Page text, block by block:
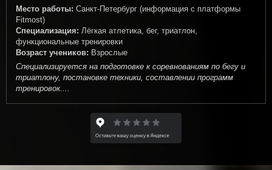
Место работы: Санкт-Петербург (информация с платформы
Fitmost)
Специализация: Лёгкая атлетика, бег, триатлон,
функциональные тренировки
Возраст учеников: Взрослые
Специализируется на подготовке к соревнованиям по бегу и
триатлону, постановке техники, составлении программ
тренировок....